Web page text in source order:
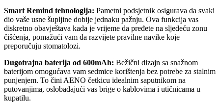
Smart Remind tehnologija: Pametni podsjetnik osigurava da svaki
dio vaše usne šupljine dobije jednaku pažnju. Ova funkcija vas
diskretno obavještava kada je vrijeme da pređete na sljedeću zonu
čišćenja, pomažući vam da razvijete pravilne navike koje
preporučuju stomatolozi.
Dugotrajna baterija od 600mAh: Bežični dizajn sa snažnom
baterijom omogućava vam sedmice korištenja bez potrebe za stalnim
punjenjem. To čini AENO četkicu idealnim saputnikom na
putovanjima, oslobađajući vas brige o kablovima i utičnicama u
kupatilu.